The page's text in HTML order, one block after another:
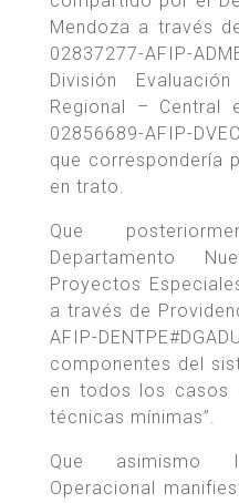
Mendoza a través
02837277-AFIP-
División
Regional – Central
02856689-AFIP-
que correspondería
en trato.
Que
Departamento
Proyectos
a través de
AFIP-
componentes del
en todos los casos
técnicas mínimas”.
Que asimismo
Operacional